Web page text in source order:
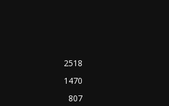
2518
1470
807